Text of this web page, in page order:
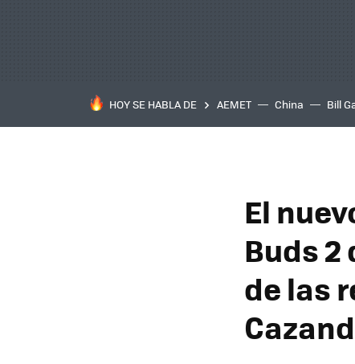
HOY SE HABLA DE AEMET China Bill
El
Buds
de las